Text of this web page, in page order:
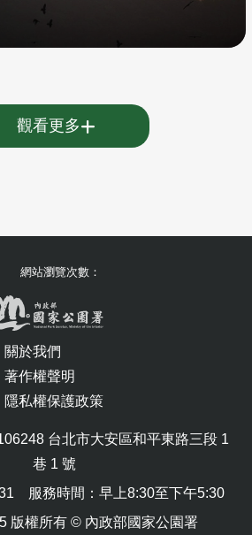
觀看更多
網站瀏覽次數：
關於我們
著作權聲明
隱私權保護政策
台北市大安區和平東路三段 1
巷 1 號
　服務時間：早上8:30至下午5:30
版權所有 © 內政部國家公園署